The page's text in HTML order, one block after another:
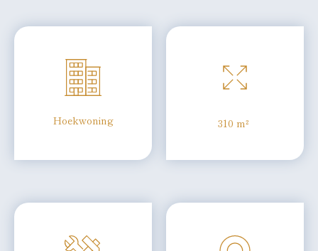
Hoekwoning 310 m²